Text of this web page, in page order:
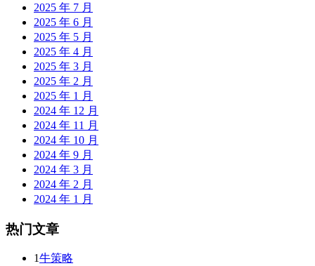
2025 年 7 月
2025 年 6 月
2025 年 5 月
2025 年 4 月
2025 年 3 月
2025 年 2 月
2025 年 1 月
2024 年 12 月
2024 年 11 月
2024 年 10 月
2024 年 9 月
2024 年 3 月
2024 年 2 月
2024 年 1 月
热门文章
1牛策略